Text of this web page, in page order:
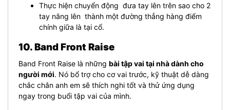
Thực hiện chuyển động đưa tay lên trên sao cho 2
tay nâng lên thành một đường thẳng hàng điểm
chính giữa là tại cổ.
10. Band Front Raise
Band Front Raise là những bài tập vai tại nhà dành cho
người mới. Nó bổ trợ cho cơ vai trước, kỹ thuật dễ dàng
chắc chắn anh em sẽ thích nghi tốt và thử ứng dụng
ngay trong buổi tập vai của mình.